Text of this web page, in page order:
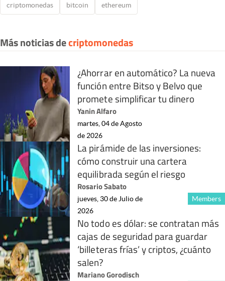
criptomonedas bitcoin ethereum
Más noticias decriptomonedas
¿Ahorrar en automático? La nueva
función entre Bitso y Belvo que
promete simplificar tu dinero
Yanin Alfaro
martes, 04 de Agosto
de 2026
La pirámide de las inversiones:
cómo construir una cartera
equilibrada según el riesgo
Rosario Sabato
Members
jueves, 30 de Julio de
2026
No todo es dólar: se contratan más
cajas de seguridad para guardar
‘billeteras frías’ y criptos, ¿cuánto
salen?
Mariano Gorodisch